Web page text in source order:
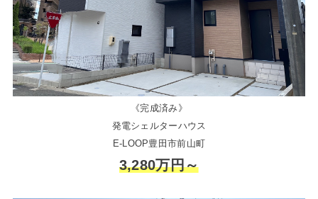
《完成済み》
発電シェルターハウス
E-LOOP豊田市前山町
3,280万円～